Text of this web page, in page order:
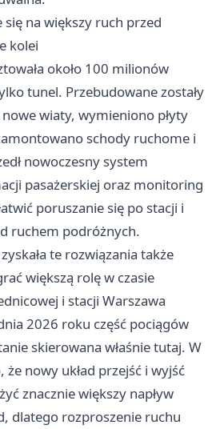
na większy ruch przed
kolei
około 100 milionów
tunel. Przebudowane zostały
wiaty, wymieniono płyty
schody ruchome i
nowoczesny system
pasażerskiej oraz monitoring
poruszanie się po stacji i
ruchem podróżnych.
zyskała te rozwiązania także
większą rolę w czasie
i stacji Warszawa
2026 roku część pociągów
skierowana właśnie tutaj. W
nowy układ przejść i wyjść
znacznie większy napływ
dlatego rozproszenie ruchu